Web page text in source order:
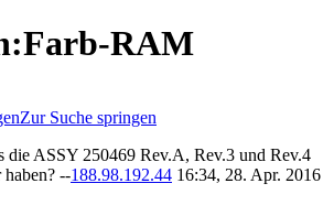
:Farb-RAM
Zur Suche springen
die ASSY 250469 Rev.A, Rev.3 und Rev.4
--188.98.192.44 16:34, 28. Apr. 2016